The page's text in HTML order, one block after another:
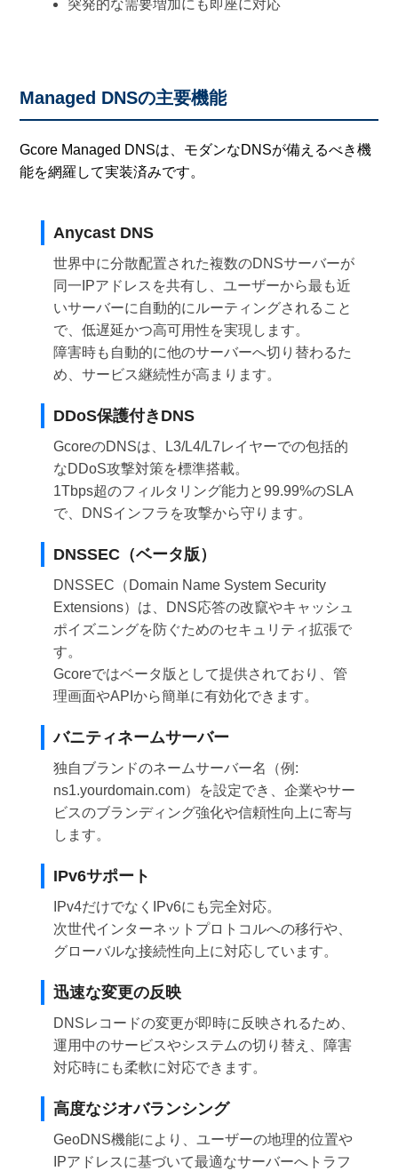
突発的な需要増加にも即座に対応
Managed DNSの主要機能
Gcore Managed DNSは、モダンなDNSが備えるべき機
能を網羅して実装済みです。
Anycast DNS
世界中に分散配置された複数のDNSサーバーが
同一IPアドレスを共有し、ユーザーから最も近
いサーバーに自動的にルーティングされること
で、低遅延かつ高可用性を実現します。
障害時も自動的に他のサーバーへ切り替わるた
め、サービス継続性が高まります。
DDoS保護付きDNS
GcoreのDNSは、L3/L4/L7レイヤーでの包括的
なDDoS攻撃対策を標準搭載。
1Tbps超のフィルタリング能力と99.99%のSLA
で、DNSインフラを攻撃から守ります。
DNSSEC（ベータ版）
DNSSEC（Domain Name System Security
Extensions）は、DNS応答の改竄やキャッシュ
ポイズニングを防ぐためのセキュリティ拡張で
す。
Gcoreではベータ版として提供されており、管
理画面やAPIから簡単に有効化できます。
バニティネームサーバー
独自ブランドのネームサーバー名（例:
ns1.yourdomain.com）を設定でき、企業やサー
ビスのブランディング強化や信頼性向上に寄与
します。
IPv6サポート
IPv4だけでなくIPv6にも完全対応。
次世代インターネットプロトコルへの移行や、
グローバルな接続性向上に対応しています。
迅速な変更の反映
DNSレコードの変更が即時に反映されるため、
運用中のサービスやシステムの切り替え、障害
対応時にも柔軟に対応できます。
高度なジオバランシング
GeoDNS機能により、ユーザーの地理的位置や
IPアドレスに基づいて最適なサーバーへトラフ